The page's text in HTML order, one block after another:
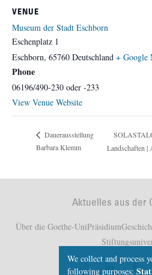
VENUE
Museum der Stadt Eschborn
Eschenplatz 1
Eschborn, 65760 Deutschland + Google
Phone
06196/490-230 oder -233
View Venue Website
Dauerausstellung
Barbara Klemm
Landschaften |
Aktuelles aus der
Über die Goethe-UniPräsidium
We collect and process
following purposes: